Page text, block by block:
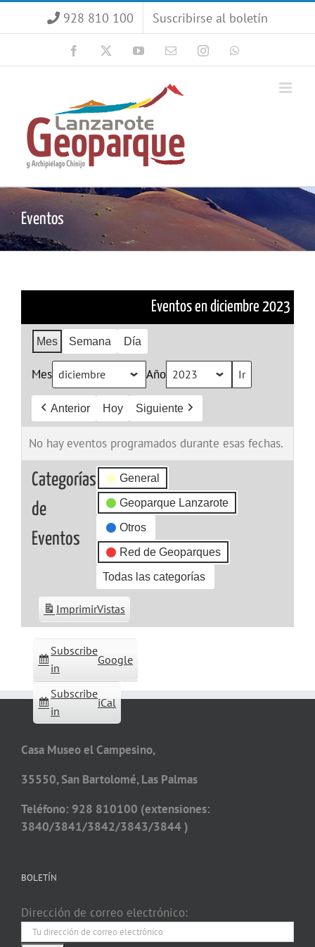
928 810 100 Suscribirse al boletín
Facebook YouTubeCorreoInstagram
Eventos
Eventos en diciembre 2023
Mes Semana Día
Mes Año
Anterior Hoy Siguiente
No hay eventos programados durante esas fechas.
Categorías
de
Eventos
General
Geoparque Lanzarote
Otros
Red de Geoparques
Todas las categorías
Subscribe
in
Google
Subscribe
in
iCal
ImprimirVistas
Casa Museo el Campesino,
35550, San Bartolomé, Las Palmas
Teléfono: 928 810100 (extensiones:
3840/3841/3842/3843/3844 )
BOLETÍN
Dirección de correo electrónico: